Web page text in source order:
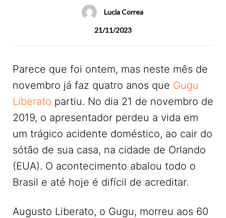
Lucia Correa
21/11/2023
Parece que foi ontem, mas neste mês de
novembro já faz quatro anos que Gugu
Liberato partiu. No dia 21 de novembro de
2019, o apresentador perdeu a vida em
um trágico acidente doméstico, ao cair do
sótão de sua casa, na cidade de Orlando
(EUA). O acontecimento abalou todo o
Brasil e até hoje é difícil de acreditar.
Augusto Liberato, o Gugu, morreu aos 60